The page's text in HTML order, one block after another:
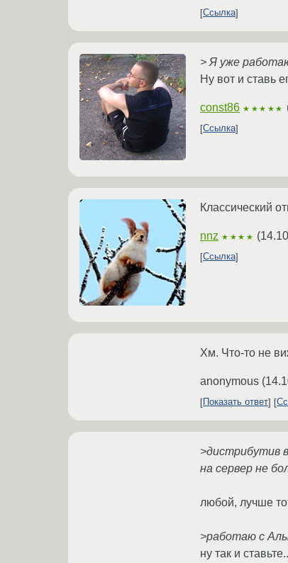
Ссылка
> Я уже
Ну вот и ставь
const86 ★★★★★
Ссылка
Классический
nnz ★★★★ (
Ссылка
Хм. Что-то не
anonymous (
Показать ответ
>дистрибутив
на сервер не
любой, лучше
>работаю с
ну так и